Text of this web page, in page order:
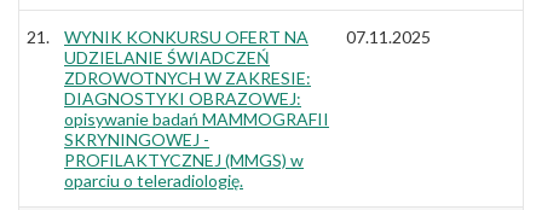
21.
WYNIK KONKURSU OFERT NA
UDZIELANIE ŚWIADCZEŃ
ZDROWOTNYCH W ZAKRESIE:
DIAGNOSTYKI OBRAZOWEJ:
opisywanie badań MAMMOGRAFII
SKRYNINGOWEJ -
PROFILAKTYCZNEJ (MMGS) w
oparciu o teleradiologię.
07.11.2025